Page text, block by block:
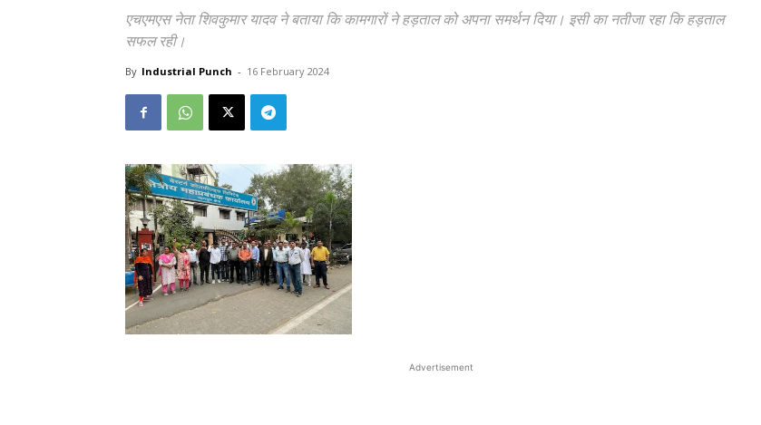
एचएमएस नेता शिवकुमार यादव ने बताया कि कामगारों ने हड़ताल को अपना समर्थन दिया। इसी का नतीजा रहा कि हड़ताल
सफल रही।
By Industrial Punch - 16 February 2024
Advertisement